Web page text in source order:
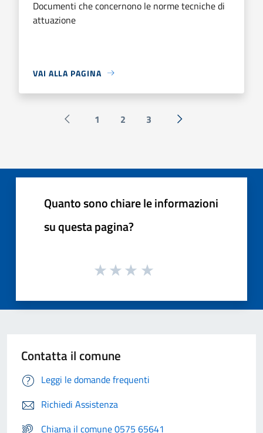
Documenti che concernono le norme tecniche di
attuazione
VAI ALLA PAGINA
Pagina precedente
1 2 3 Successiva »
Quanto sono chiare le informazioni
su questa pagina?
Contatta il comune
Leggi le domande frequenti
Richiedi Assistenza
Chiama il comune 0575 65641